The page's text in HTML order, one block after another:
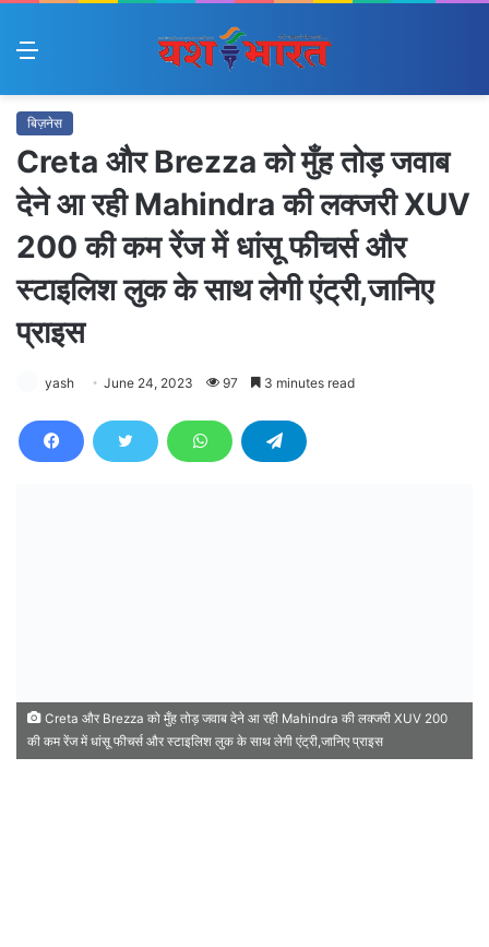
Menu
बिज़नेस
Creta और Brezza को मुँह तोड़ जवाब
देने आ रही Mahindra की लक्जरी XUV
200 की कम रेंज में धांसू फीचर्स और
स्टाइलिश लुक के साथ लेगी एंट्री,जानिए
प्राइस
yash June 24, 2023 97 3 minutes read
Creta और Brezza को मुँह तोड़ जवाब देने आ रही Mahindra की लक्जरी XUV 200
की कम रेंज में धांसू फीचर्स और स्टाइलिश लुक के साथ लेगी एंट्री,जानिए प्राइस